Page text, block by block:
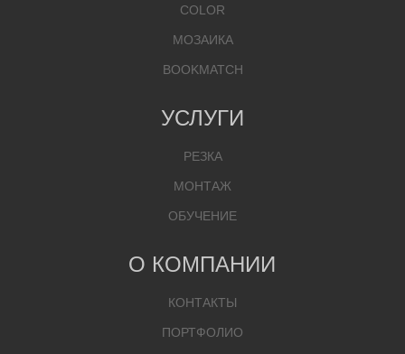
COLOR
МОЗАИКА
BOOKMATCH
УСЛУГИ
РЕЗКА
МОНТАЖ
ОБУЧЕНИЕ
О КОМПАНИИ
КОНТАКТЫ
ПОРТФОЛИО